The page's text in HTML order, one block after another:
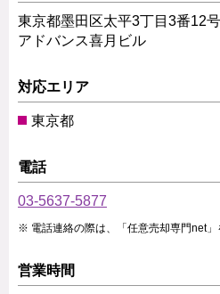
東京都墨田区太平3丁目3番12
アドバンス喜月ビル
対応エリア
東京都
電話
03-5637-5877
電話連絡の際は、「任意売却専門net」
営業時間